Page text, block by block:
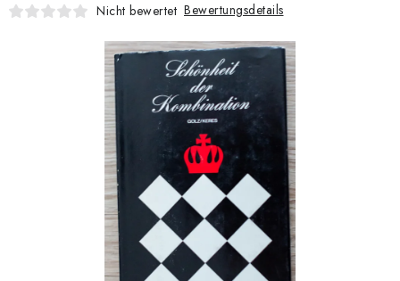
SCHACHUHREN
SCHACHBÜCHER
SCHACH-ANTIQUITÄTENLADEN
SCHACH ONLINE
SCHACH-MERCH
SCHACH GESCHENKE
Nicht bewertet Bewertungsdetails